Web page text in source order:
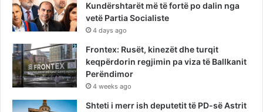
Kundërshtarët më të fortë po dalin nga
vetë Partia Socialiste
4 days ago
Frontex: Rusët, kinezët dhe turqit
keqpërdorin regjimin pa viza të Ballkanit
Perëndimor
4 weeks ago
Shteti i merr ish deputetit të PD-së Astrit